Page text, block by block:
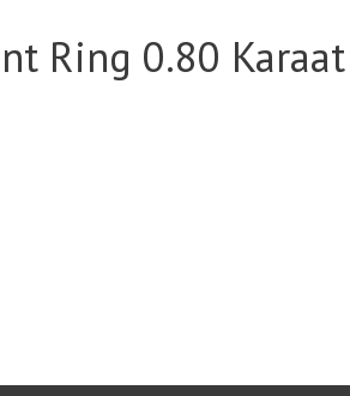
Ring 0.80 Karaat